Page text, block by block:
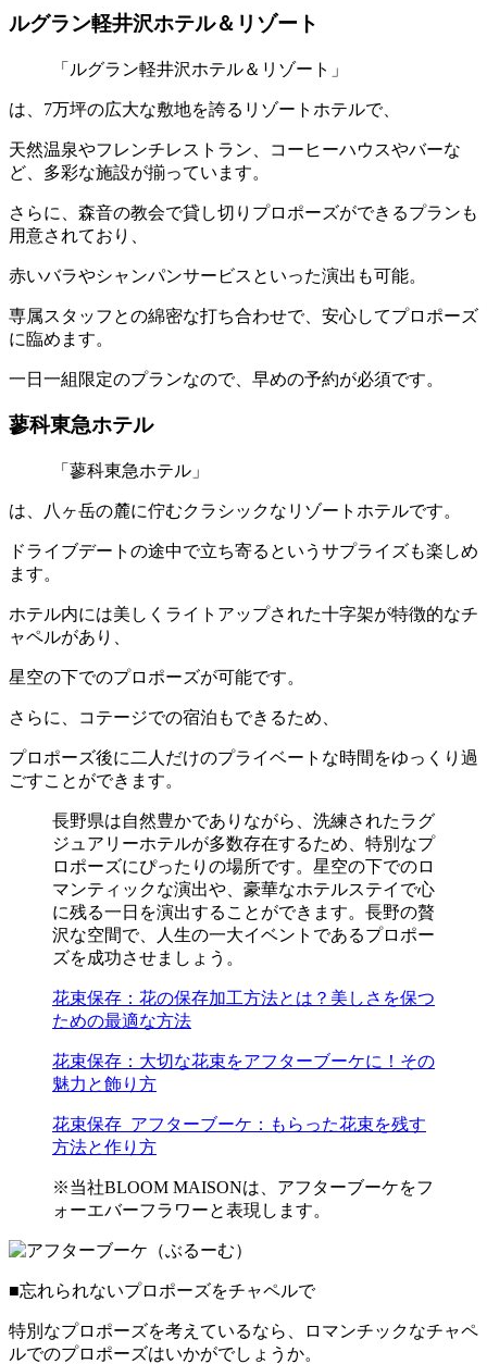
ルグラン軽井沢ホテル＆リゾート
「ルグラン軽井沢ホテル＆リゾート」
は、7万坪の広大な敷地を誇るリゾートホテルで、
天然温泉やフレンチレストラン、コーヒーハウスやバーな
ど、多彩な施設が揃っています。
さらに、森音の教会で貸し切りプロポーズができるプランも
用意されており、
赤いバラやシャンパンサービスといった演出も可能。
専属スタッフとの綿密な打ち合わせで、安心してプロポーズ
に臨めます。
一日一組限定のプランなので、早めの予約が必須です。
蓼科東急ホテル
「蓼科東急ホテル」
は、八ヶ岳の麓に佇むクラシックなリゾートホテルです。
ドライブデートの途中で立ち寄るというサプライズも楽しめ
ます。
ホテル内には美しくライトアップされた十字架が特徴的なチ
ャペルがあり、
星空の下でのプロポーズが可能です。
さらに、コテージでの宿泊もできるため、
プロポーズ後に二人だけのプライベートな時間をゆっくり過
ごすことができます。
長野県は自然豊かでありながら、洗練されたラグ
ジュアリーホテルが多数存在するため、特別なプ
ロポーズにぴったりの場所です。星空の下でのロ
マンティックな演出や、豪華なホテルステイで心
に残る一日を演出することができます。長野の贅
沢な空間で、人生の一大イベントであるプロポー
ズを成功させましょう。
花束保存：花の保存加工方法とは？美しさを保つ
ための最適な方法
花束保存：大切な花束をアフターブーケに！その
魅力と飾り方
花束保存_アフターブーケ：もらった花束を残す
方法と作り方
※当社BLOOM MAISONは、アフターブーケをフ
ォーエバーフラワーと表現します。
■忘れられないプロポーズをチャペルで
特別なプロポーズを考えているなら、ロマンチックなチャペ
ルでのプロポーズはいかがでしょうか。